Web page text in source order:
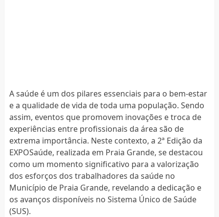
A saúde é um dos pilares essenciais para o bem-estar
e a qualidade de vida de toda uma população. Sendo
assim, eventos que promovem inovações e troca de
experiências entre profissionais da área são de
extrema importância. Neste contexto, a 2ª Edição da
EXPOSaúde, realizada em Praia Grande, se destacou
como um momento significativo para a valorização
dos esforços dos trabalhadores da saúde no
Município de Praia Grande, revelando a dedicação e
os avanços disponíveis no Sistema Único de Saúde
(SUS).